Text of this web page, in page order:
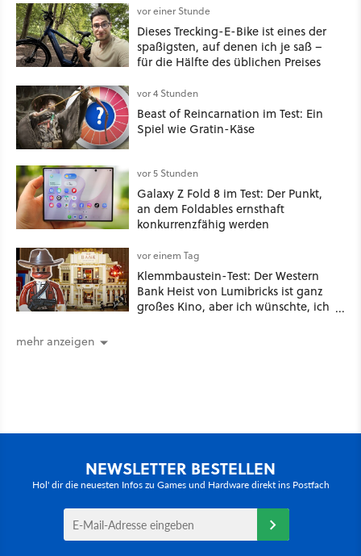
vor einer Stunde
Dieses Trecking-E-Bike ist eines der
spaßigsten, auf denen ich je saß –
für die Hälfte des üblichen Preises
vor 4 Stunden
Beast of Reincarnation im Test: Ein
Spiel wie Gratin-Käse
vor 5 Stunden
Galaxy Z Fold 8 im Test: Der Punkt,
an dem Foldables ernsthaft
konkurrenzfähig werden
vor einem Tag
Klemmbaustein-Test: Der Western
Bank Heist von Lumibricks ist ganz
großes Kino, aber ich wünschte, ich
mehr anzeigen
NEWSLETTER BESTELLEN
Hol' dir die neuesten Infos zu Games und Hardware direkt ins Postfach